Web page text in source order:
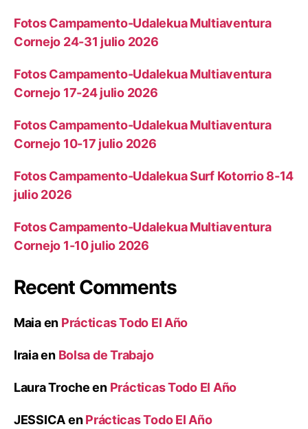
Fotos Campamento-Udalekua Multiaventura
Cornejo 24-31 julio 2026
Fotos Campamento-Udalekua Multiaventura
Cornejo 17-24 julio 2026
Fotos Campamento-Udalekua Multiaventura
Cornejo 10-17 julio 2026
Fotos Campamento-Udalekua Surf Kotorrio 8-14
julio 2026
Fotos Campamento-Udalekua Multiaventura
Cornejo 1-10 julio 2026
Recent Comments
Maiaen Prácticas Todo El Año
Iraiaen Bolsa de Trabajo
Laura Trocheen Prácticas Todo El Año
JESSICAenPrácticas Todo El Año